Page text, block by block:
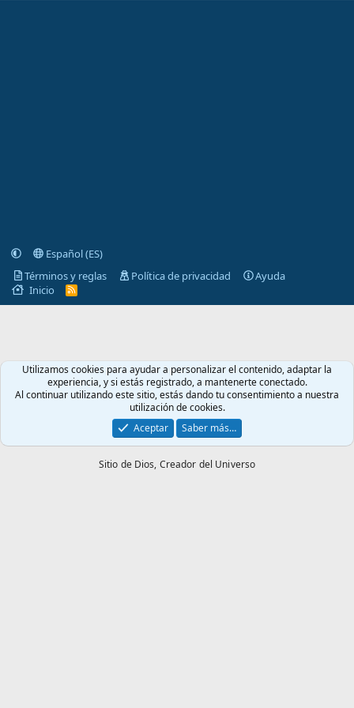
Español (ES)
Términos y reglas
Política de privacidad
Ayuda
Inicio
R
S
Utilizamos cookies para ayudar a personalizar el contenido, adaptar la
experiencia, y si estás registrado, a mantenerte conectado.
Al continuar utilizando este sitio, estás dando tu consentimiento a nuestra
utilización de cookies.
Aceptar
Saber más…
Sitio de Dios, Creador del Universo